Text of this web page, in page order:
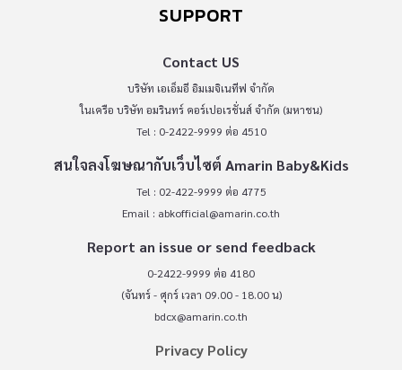
SUPPORT
Contact US
บริษัท เอเอ็มอี อิมเมจิเนทีฟ จำกัด
ในเครือ บริษัท อมรินทร์ คอร์เปอเรชั่นส์ จำกัด (มหาชน)
Tel : 0-2422-9999 ต่อ 4510
สนใจลงโฆษณากับเว็บไซต์ Amarin Baby&Kids
Tel : 02-422-9999 ต่อ 4775
Email : abkofficial@amarin.co.th
Report an issue or send feedback
0-2422-9999 ต่อ 4180
(จันทร์ - ศุกร์ เวลา 09.00 - 18.00 น)
bdcx@amarin.co.th
Privacy Policy